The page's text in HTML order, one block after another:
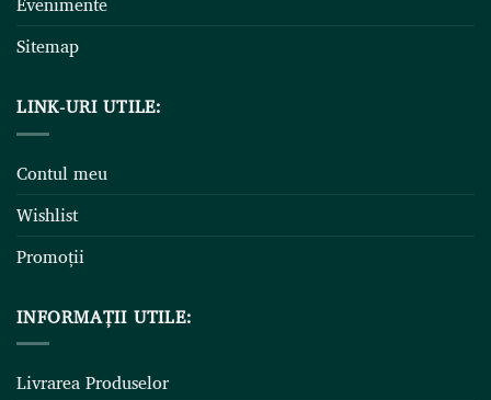
Sitemap
LINK-URI UTILE:
Contul meu
Wishlist
Promoții
INFORMAȚII UTILE:
Livrarea Produselor